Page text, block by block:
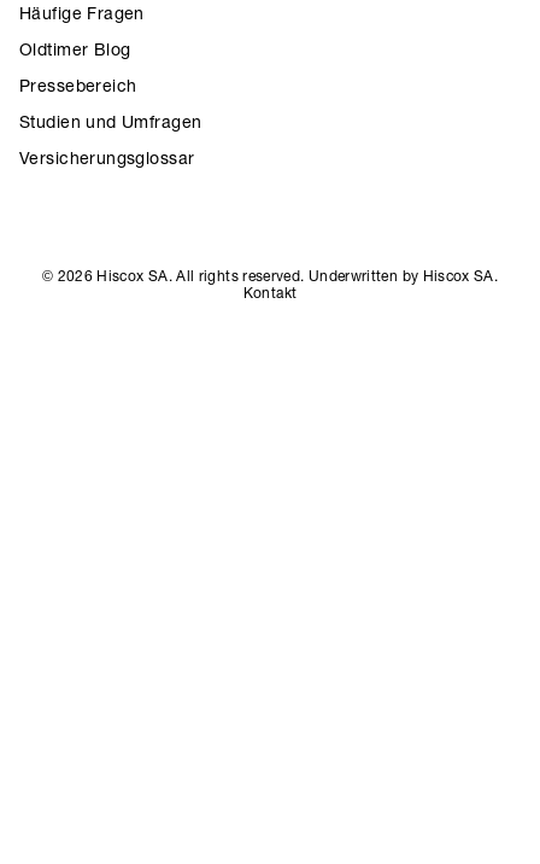
Häufige Fragen
Oldtimer Blog
Pressebereich
Studien und Umfragen
Versicherungsglossar
© 2026 Hiscox SA. All rights reserved. Underwritten by Hiscox SA.
Kontakt